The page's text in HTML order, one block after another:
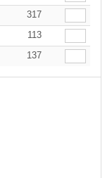
317
113
137